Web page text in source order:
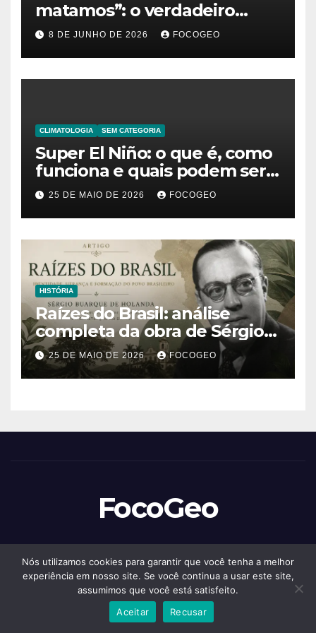
matamos”: o verdadeiro
significado da frase de
Friedrich Nietzsche
8 DE JUNHO DE 2026 FOCOGEO
CLIMATOLOGIA SEM CATEGORIA
Super El Niño: o que é, como
funciona e quais podem ser
os impactos desse fenômeno
climático extremo no Brasil e
no mundo
25 DE MAIO DE 2026 FOCOGEO
HISTÓRIA
Raízes do Brasil: análise
completa da obra de Sérgio
Buarque de Holanda e sua
importância para entender a
formação do Brasil
25 DE MAIO DE 2026 FOCOGEO
FocoGeo
Proudly powered by WordPress Theme: Newspaperex by Themeansar.
História – Guerras LivrariaLivros de Filosofia
Nós utilizamos cookies para garantir que você tenha a melhor
experiência em nosso site. Se você continua a usar este site,
assumimos que você está satisfeito.
Aceitar
Recusar